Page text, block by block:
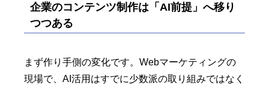
企業のコンテンツ制作は「AI前提」へ移り
つつある
まず作り手側の変化です。Webマーケティングの
現場で、AI活用はすでに少数派の取り組みではなく